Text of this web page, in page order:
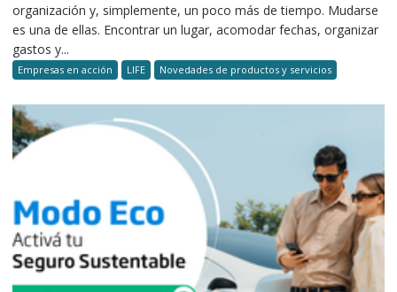
organización y, simplemente, un poco más de tiempo. Mudarse
es una de ellas. Encontrar un lugar, acomodar fechas, organizar
gastos y...
Empresas en acción LIFE Novedades de productos y servicios